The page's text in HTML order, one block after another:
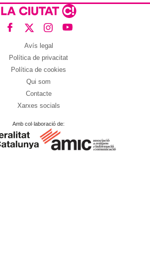
Avís legal
Política de privacitat
Política de cookies
Qui som
Contacte
Xarxes socials
Amb col·laboració de: